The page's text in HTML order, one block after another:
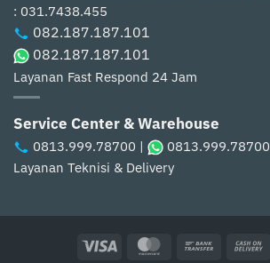
: 031.7438.455
082.187.187.101
082.187.187.101
Layanan Fast Respond 24 Jam
Service Center & Warehouse
0813.999.78700 | 0813.999.78700
Layanan Teknisi & Delivery
Visa MasterCardBank